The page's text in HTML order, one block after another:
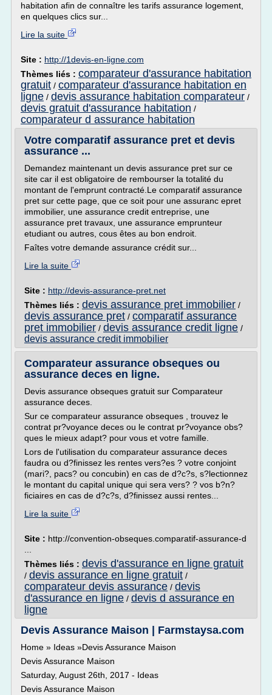
habitation afin de connaître les tarifs assurance logement,
en quelques clics sur...
Lire la suite
Site : http://1devis-en-ligne.com
Thèmes liés : comparateur d'assurance habitation
gratuit / comparateur d'assurance habitation en
ligne / devis assurance habitation comparateur /
devis gratuit d'assurance habitation /
comparateur d assurance habitation
Votre comparatif assurance pret et devis
assurance ...
Demandez maintenant un devis assurance pret sur ce
site car il est obligatoire de rembourser la totalité du
montant de l'emprunt contracté.Le comparatif assurance
pret sur cette page, que ce soit pour une assuranc epret
immobilier, une assurance credit entreprise, une
assurance pret travaux, une assurance emprunteur
etudiant ou autres, cous êtes au bon endroit.
Faîtes votre demande assurance crédit sur...
Lire la suite
Site : http://devis-assurance-pret.net
Thèmes liés : devis assurance pret immobilier /
devis assurance pret / comparatif assurance
pret immobilier / devis assurance credit ligne /
devis assurance credit immobilier
Comparateur assurance obseques ou
assurance deces en ligne.
Devis assurance obseques gratuit sur Comparateur
assurance deces.
Sur ce comparateur assurance obseques , trouvez le
contrat pr?voyance deces ou le contrat pr?voyance obs?
ques le mieux adapt? pour vous et votre famille.
Lors de l'utilisation du comparateur assurance deces
faudra ou d?finissez les rentes vers?es ? votre conjoint
(mari?, pacs? ou concubin) en cas de d?c?s, s?lectionnez
le montant du capital unique qui sera vers? ? vos b?n?
ficiaires en cas de d?c?s, d?finissez aussi rentes...
Lire la suite
Site : http://convention-obseques.comparatif-assurance-d
Thèmes liés : devis d'assurance en ligne gratuit
/ devis assurance en ligne gratuit /
comparateur devis assurance / devis
d'assurance en ligne / devis d assurance en
ligne
Devis Assurance Maison | Farmstaysa.com
Home » Ideas »Devis Assurance Maison
Devis Assurance Maison
Saturday, August 26th, 2017 - Ideas
Devis Assurance Maison